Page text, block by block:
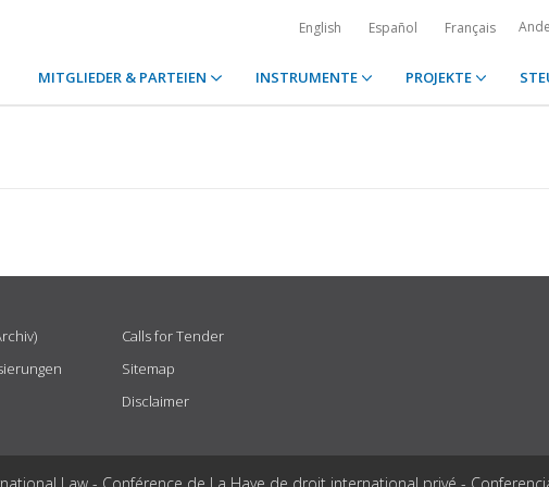
English Español Français
MITGLIEDER & PARTEIEN INSTRUMENTE PROJEKTE
Calls for Tender
Sitemap
Disclaimer